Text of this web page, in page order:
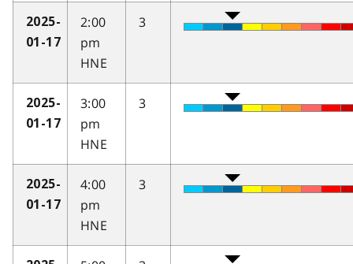
2025-
01-17
2:00
pm
HNE
3
2025-
01-17
3:00
pm
HNE
3
2025-
01-17
4:00
pm
HNE
3